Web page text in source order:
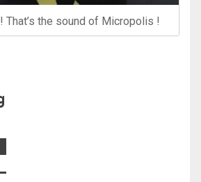
That’s the sound of Micropolis !